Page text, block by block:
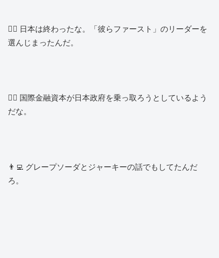
👱‍♂️ 日本は終わったな。「彼らファースト」のリーダーを
選んじまったんだ。
👱‍♂️ 国際金融資本が日本政府を乗っ取ろうとしているよう
だな。
👨‍💻 グレープソーダとジャーキーの話でもしてたんだ
ろ。